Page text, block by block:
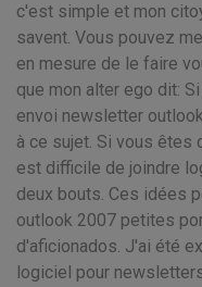
c'est simple et mon
savent. Vous pouvez
en mesure de le faire
que mon alter ego dit:
envoi newsletter
à ce sujet. Si vous êtes
est difficile de joindre
deux bouts. Ces idées
outlook 2007 petites
d'aficionados. J'ai été
logiciel pour